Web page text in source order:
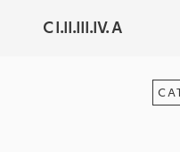
C I.II.III.IV. A